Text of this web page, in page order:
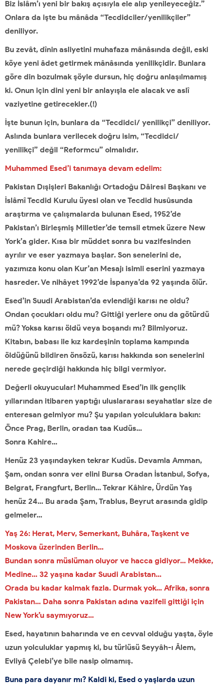
Biz İslâm’ı yeni bir bakış açısıyla ele alıp yenileyeceğiz.”
Onlara da işte bu mânâda “Tecdidciler/yenilikçiler”
deniliyor.
Bu zevât, dînin asliyetini muhafaza mânâsında değil, eski
köye yeni âdet getirmek mânâsında yenilikçidir. Bunlara
göre din bozulmak şöyle dursun, hiç doğru anlaşılmamış
ki. Onun için dini yeni bir anlayışla ele alacak ve aslî
vaziyetine getirecekler.(!)
İşte bunun için, bunlara da “Tecdidci/ yenilikçi” deniliyor.
Aslında bunlara verilecek doğru isim, “Tecdidci/
yenilikçi” değil “Reformcu” olmalıdır.
Muhammed Esed’i tanımaya devam edelim:
Pakistan Dışişleri Bakanlığı Ortadoğu Dâiresi Başkanı ve
İslâmî Tecdid Kurulu üyesi olan ve Tecdid husûsunda
araştırma ve çalışmalarda bulunan Esed, 1952’de
Pakistan’ı Birleşmiş Milletler’de temsil etmek üzere New
York’a gider. Kısa bir müddet sonra bu vazifesinden
ayrılır ve eser yazmaya başlar. Son senelerini de,
yazımıza konu olan Kur’an Mesajı isimli eserini yazmaya
hasreder. Ve nihâyet 1992’de İspanya’da 92 yaşında ölür.
Esed’in Suudi Arabistan’da evlendiği karısı ne oldu?
Ondan çocukları oldu mu? Gittiği yerlere onu da götürdü
mü? Yoksa karısı öldü veya boşandı mı? Bilmiyoruz.
Kitabın, babası ile kız kardeşinin toplama kampında
öldüğünü bildiren önsözü, karısı hakkında son senelerini
nerede geçirdiği hakkında hiç bilgi vermiyor.
Değerli okuyucular! Muhammed Esed’in ilk gençlik
yıllarından itibaren yaptığı uluslararası seyahatlar size de
enteresan gelmiyor mu? Şu yapılan yolculuklara bakın:
Önce Prag, Berlin, oradan taa Kudüs…
Sonra Kahire…
Henüz 23 yaşındayken tekrar Kudüs. Devamla Amman,
Şam, ondan sonra ver elini Bursa Oradan İstanbul, Sofya,
Belgrat, Frangfurt, Berlin… Tekrar Kâhire, Ürdün Yaş
henüz 24… Bu arada Şam, Trablus, Beyrut arasında gidip
gelmeler…
Yaş 26: Herat, Merv, Semerkant, Buhâra, Taşkent ve
Moskova üzerinden Berlin…
Bundan sonra müslüman oluyor ve hacca gidiyor… Mekke,
Medine… 32 yaşına kadar Suudi Arabistan…
Orada bu kadar kalmak fazla. Durmak yok… Afrika, sonra
Pakistan… Daha sonra Pakistan adına vazifeli gittiği için
New York’u saymıyoruz…
Esed, hayatının baharında ve en cevval olduğu yaşta, öyle
uzun yolculuklar yapmış ki, bu türlüsü Seyyâh-ı Âlem,
Evliyâ Çelebi’ye bile nasip olmamış.
Buna para dayanır mı? Kaldi ki, Esed o yaşlarda uzun